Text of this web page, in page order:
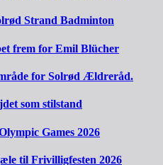
Strand Badminton
frem for Emil Blücher
for Solrød Ældreråd.
som stilstand
Games 2026
til Frivilligfesten 2026